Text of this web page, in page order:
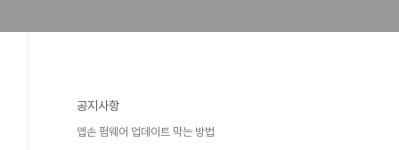
공지사항
엡손 펌웨어 업데이트 막는 방법